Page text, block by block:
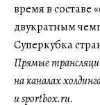
время в составе
двукратным
Суперкубка
Прямые
на каналах
и sportbox.ru.